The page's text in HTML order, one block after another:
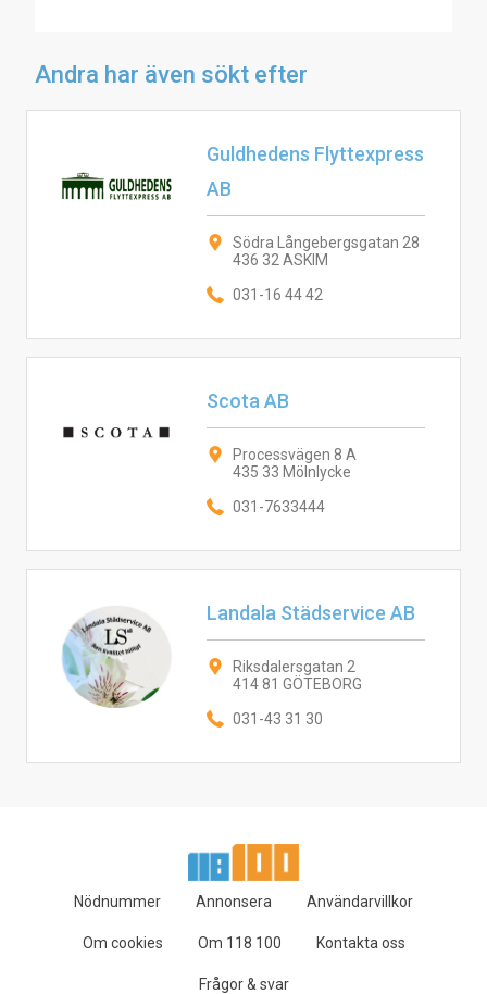
Andra har även sökt efter
Guldhedens Flyttexpress
AB
Södra Långebergsgatan 28
436 32 ASKIM
031-16 44 42
Scota AB
Processvägen 8 A
435 33 Mölnlycke
031-7633444
Landala Städservice AB
Riksdalersgatan 2
414 81 GÖTEBORG
031-43 31 30
Nödnummer Annonsera Användarvillkor
Om cookies Om 118 100 Kontakta oss
Frågor & svar